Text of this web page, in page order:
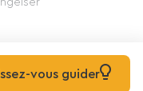
forbeholdes
vous guider